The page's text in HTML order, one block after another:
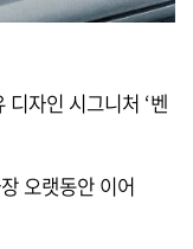
자인 시그니처 ‘벤
오랫동안 이어